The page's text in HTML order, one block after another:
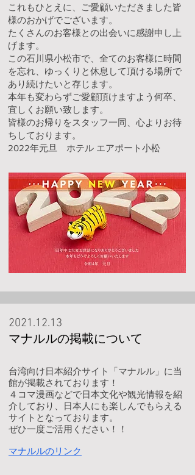
これもひとえに、ご愛顧いただきました皆
様のおかげでございます。
たくさんのお客様との出会いに感謝申し上
げます。
この石川県小松市で、全てのお客様に時間
を忘れ、ゆっくりと休息して頂ける場所で
あり続けたいと存じます。
本年も変わらずご愛顧頂けますよう何卒、
宜しくお願い致します。
皆様のお帰りをスタッフ一同、心よりお待
ちしております。
2022年元旦 ホテル エアポート小松
2021.12.13
​マナルルの掲載について
台湾向け日本紹介サイト「マナルル」に当
館が掲載されております！
４コマ漫画などで日本文化や観光情報を紹
介しており、日本人にも楽しんでもらえる
サイトとなっております。
ぜひ一度ご活用ください！！
マナルルのリンク